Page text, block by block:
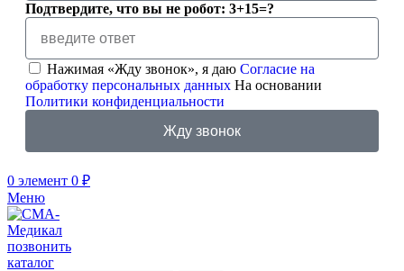
Подтвердите, что вы не робот: 3+15=?
Нажимая «Жду звонок», я даю Согласие на
обработку персональных данных На основании
Политики конфиденциальности
Жду звонок
0 элемент 0 ₽
Меню
позвонить
каталог